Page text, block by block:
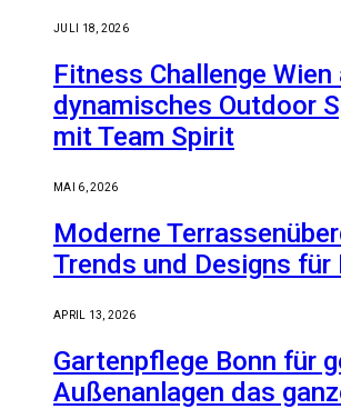
JULI 18, 2026
Fitness Challenge Wien
dynamisches Outdoor
mit Team Spirit
MAI 6, 2026
Moderne
Trends und Designs für
APRIL 13, 2026
Gartenpflege Bonn für
Außenanlagen das